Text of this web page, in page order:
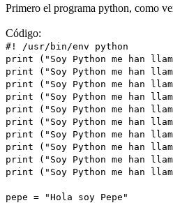
Primero el programa python, como
Código:
#! /usr/bin/env python
print ("Soy Python me han
print ("Soy Python me han
print ("Soy Python me han
print ("Soy Python me han
print ("Soy Python me han
print ("Soy Python me han
print ("Soy Python me han
print ("Soy Python me han
print ("Soy Python me han
print ("Soy Python me han
pepe = "Hola soy Pepe"